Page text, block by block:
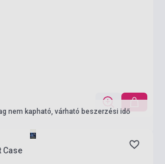
nem kapható, várható beszerzési idő
Case